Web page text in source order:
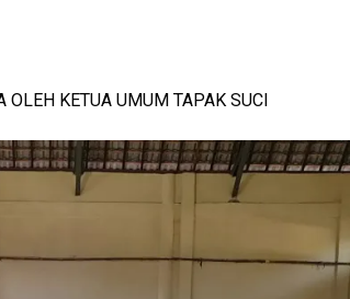
OLEH KETUA UMUM TAPAK SUCI